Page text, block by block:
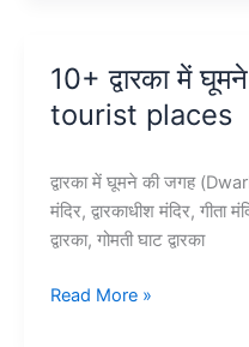
जगह
–
Tourist
Places
10+ द्वारका में
tourist places
द्वारका में घूमने की जगह
मंदिर, द्वारकाधीश मंदिर, गीता
द्वारका, गोमती घाट द्वारका
10+
Read More »